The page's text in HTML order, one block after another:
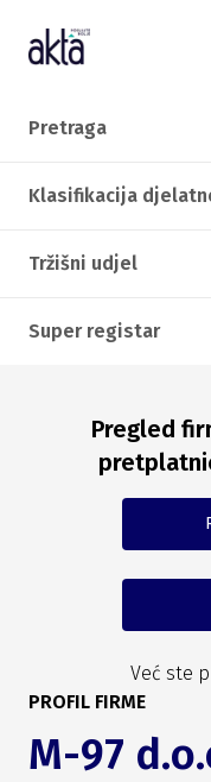
Pretraga
Klasifikacija
Tržišni udjel
Super registar
Pregled
Već ste
PROFIL FIRME
M-97